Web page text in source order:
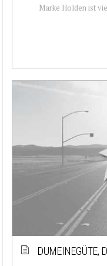
Marke Holden ist
DUMEINEGÜTE,